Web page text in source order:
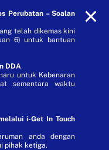
Perubatan – Soalan
telah dikemas kini
6) untuk bantuan
DDA
untuk Kebenaran
sementara waktu
i-Get In Touch
anda dengan
pihak ketiga.